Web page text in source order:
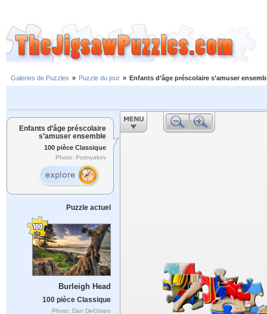
Galeries de Puzzles » Puzzle du jour » Enfants d’âge préscolaire s’amuser
Enfants d’âge préscolaire
s’amuser ensemble
100 pièce Classique
Photo: Poznyakov
Puzzle actuel
Burleigh Head
100 pièce Classique
Photo: Dan DeChiaro